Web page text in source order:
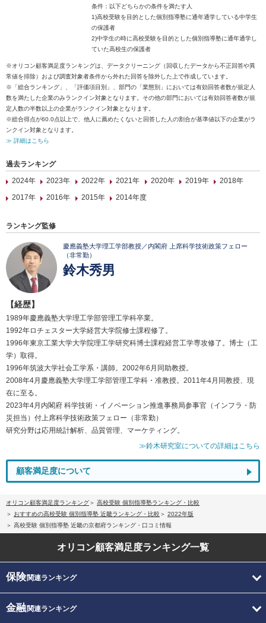
条件：以下どちらかの条件を満たす人
1)高校受験を目的とした個別指導塾に通年通学している中学生
の保護者
2)中学生の時に高校受験を目的とした個別指導塾に通年通学し
ていた高校生の保護者
※オリコン顧客満足度ランキングは、データクリーニング（回収したデータから不正回答や異
常値を排除）および調査対象者条件から外れた回答を除外した上で作成しています。
※「総合ランキング」、「評価項目別」、部門の「業態別」においては有効回答者数が規定人
数を満たした企業のみランクイン対象となります。その他の部門においては有効回答者数が規
定人数の半数以上の企業がランクイン対象となります。
※総合得点が60.0点以上で、他人に薦めたくないと回答した人の割合が基準値以下の企業がラ
ンクイン対象となります。
≫ 詳細はこちら
過去ランキング
2024年
2023年 2022年 2021年 2020年 2019年
2018年
2017年
2016年 2015年 2014年度
ランキング監修
慶應義塾大学理工学部教授／内閣府 上席科学技術政策フェロー
（非常勤）
鈴木秀男
【経歴】
1989年慶應義塾大学理工学部管理工学科卒業。
1992年ロチェスター大学経営大学院修士課程修了。
1996年東京工業大学大学院理工学研究科博士課程経営工学専攻修了。博士（工
学）取得。
1996年筑波大学社会工学系・講師。2002年6月同助教授。
2008年4月慶應義塾大学理工学部管理工学科・准教授。2011年4月同教授、現
在に至る。
2023年4月内閣府 科学技術・イノベーション推進事務局参事官（インフラ・防
災担当）付上席科学技術政策フェロー（非常勤）
研究分野は応用統計解析、品質管理、マーケティング。
≫鈴木研究室についての詳細はこちら
顧客満足度について
オリコン顧客満足度ランキング
高校受験 個別指導塾ランキング・比較
おすすめの高校受験 個別指導塾 近畿ランキング・比較
2022年版
高校受験 個別指導塾 近畿の京都府ランキング・口コミ情報
オリコン顧客満足度ランキング一覧
保険関連ランキング
金融関連ランキング